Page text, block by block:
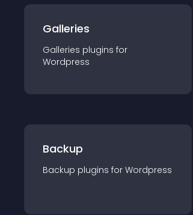
Galleries
Galleries plugins for
Wordpress
Backup
Backup plugins for Wordpress